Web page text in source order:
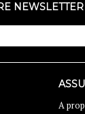
NEWSLETTER
A